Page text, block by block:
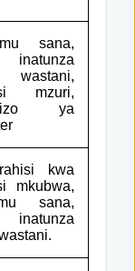
sana,
inatunza
wastani,
mzuri,
ya
kwa
mkubwa,
sana,
inatunza